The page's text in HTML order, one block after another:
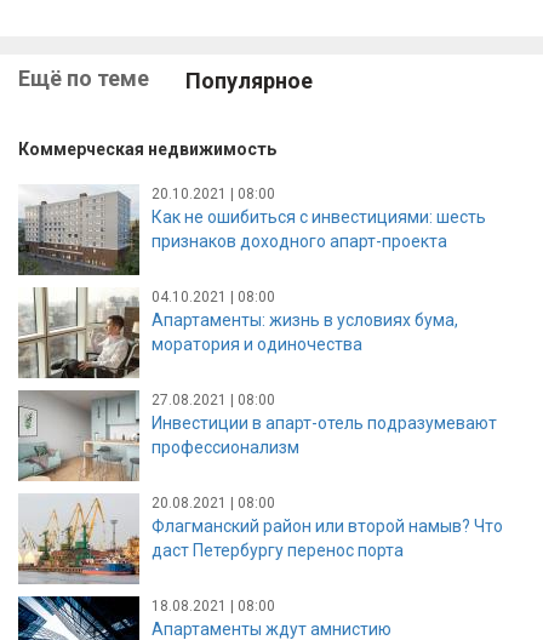
Ещё по теме Популярное
Коммерческая недвижимость
20.10.2021 | 08:00
Как не ошибиться с инвестициями: шесть
признаков доходного апарт-проекта
04.10.2021 | 08:00
Апартаменты: жизнь в условиях бума,
моратория и одиночества
27.08.2021 | 08:00
Инвестиции в апарт-отель подразумевают
профессионализм
20.08.2021 | 08:00
Флагманский район или второй намыв? Что
даст Петербургу перенос порта
18.08.2021 | 08:00
Апартаменты ждут амнистию